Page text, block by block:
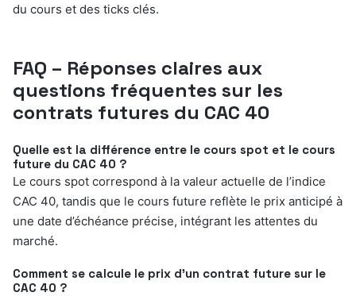
du cours et des ticks clés.
FAQ – Réponses claires aux
questions fréquentes sur les
contrats futures du CAC 40
Quelle est la différence entre le cours spot et le cours
future du CAC 40 ?
Le cours spot correspond à la valeur actuelle de l’indice
CAC 40, tandis que le cours future reflète le prix anticipé à
une date d’échéance précise, intégrant les attentes du
marché.
Comment se calcule le prix d’un contrat future sur le
CAC 40 ?